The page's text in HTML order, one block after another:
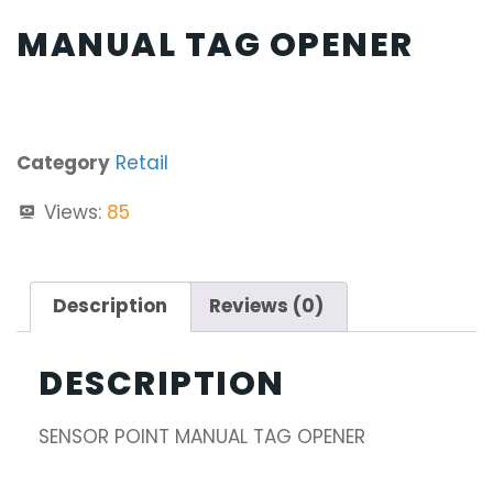
MANUAL TAG OPENER
Category Retail
Views: 85
Description Reviews (0)
DESCRIPTION
SENSOR POINT MANUAL TAG OPENER